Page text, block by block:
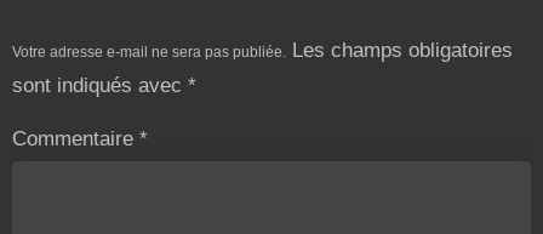
Votre adresse e-mail ne sera pas publiée. Les champs obligatoires
sont indiqués avec *
Commentaire *